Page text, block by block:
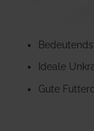
Anfang
Bildgalerie
springen
Ideale
Gute